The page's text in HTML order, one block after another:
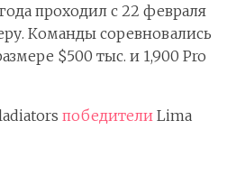
проходил с 22 февраля
Команды соревновались
$500 тыс. и 1,900 Pro
победители Lima